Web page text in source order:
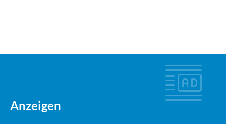
Anzeigen